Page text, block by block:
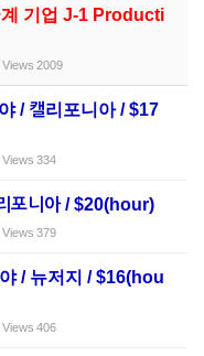
기업 J-1 Producti
Views 2009
/ 캘리포니아 / $17
Views 334
포니아 / $20(hour)
Views 379
/ 뉴저지 / $16(hou
Views 406